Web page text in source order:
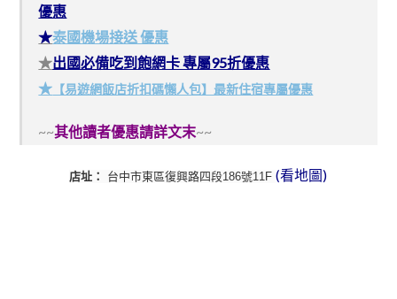
優惠
★泰國機場接送 優惠
★出國必備吃到飽網卡 專屬95折優惠
★ 【易遊網飯店折扣碼懶人包】最新住宿專屬優惠
~~其他讀者優惠請詳文末~~
店址： 台中市東區復興路四段186號11F(看地圖)